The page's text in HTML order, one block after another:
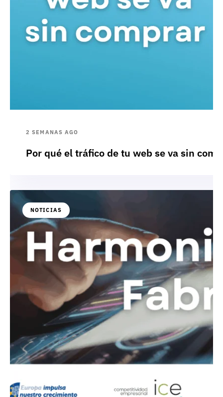
2 SEMANAS AGO
Por qué el tráfico de tu web se va sin
NOTICIAS